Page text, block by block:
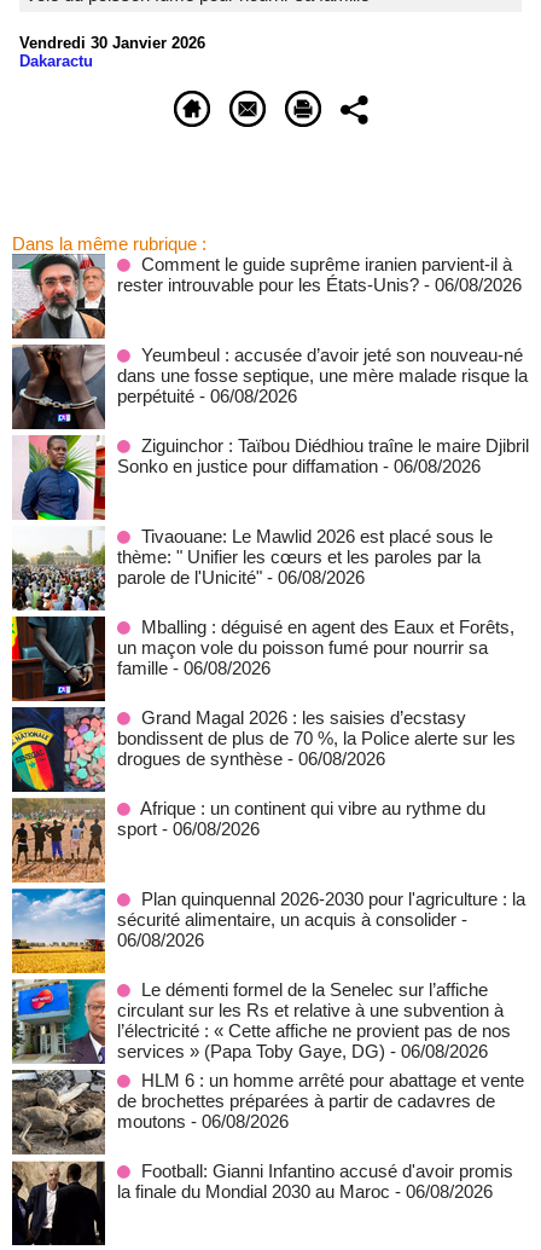
Vendredi 30 Janvier 2026
Dakaractu
Dans la même rubrique :
Comment le guide suprême iranien parvient-il à
rester introuvable pour les États-Unis? - 06/08/2026
Yeumbeul : accusée d’avoir jeté son nouveau-né
dans une fosse septique, une mère malade risque la
perpétuité - 06/08/2026
Ziguinchor : Taïbou Diédhiou traîne le maire Djibril
Sonko en justice pour diffamation - 06/08/2026
Tivaouane: Le Mawlid 2026 est placé sous le
thème: " Unifier les cœurs et les paroles par la
parole de l'Unicité" - 06/08/2026
Mballing : déguisé en agent des Eaux et Forêts,
un maçon vole du poisson fumé pour nourrir sa
famille - 06/08/2026
Grand Magal 2026 : les saisies d’ecstasy
bondissent de plus de 70 %, la Police alerte sur les
drogues de synthèse - 06/08/2026
Afrique : un continent qui vibre au rythme du
sport - 06/08/2026
Plan quinquennal 2026-2030 pour l'agriculture : la
sécurité alimentaire, un acquis à consolider -
06/08/2026
Le démenti formel de la Senelec sur l’affiche
circulant sur les Rs et relative à une subvention à
l’électricité : « Cette affiche ne provient pas de nos
services » (Papa Toby Gaye, DG) - 06/08/2026
HLM 6 : un homme arrêté pour abattage et vente
de brochettes préparées à partir de cadavres de
moutons - 06/08/2026
Football: Gianni Infantino accusé d'avoir promis
la finale du Mondial 2030 au Maroc - 06/08/2026